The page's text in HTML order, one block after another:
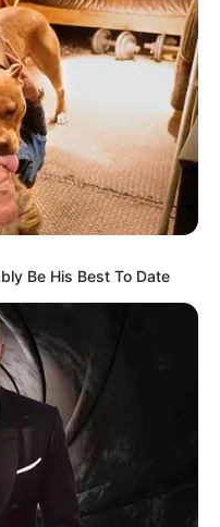
Be His Best To Date